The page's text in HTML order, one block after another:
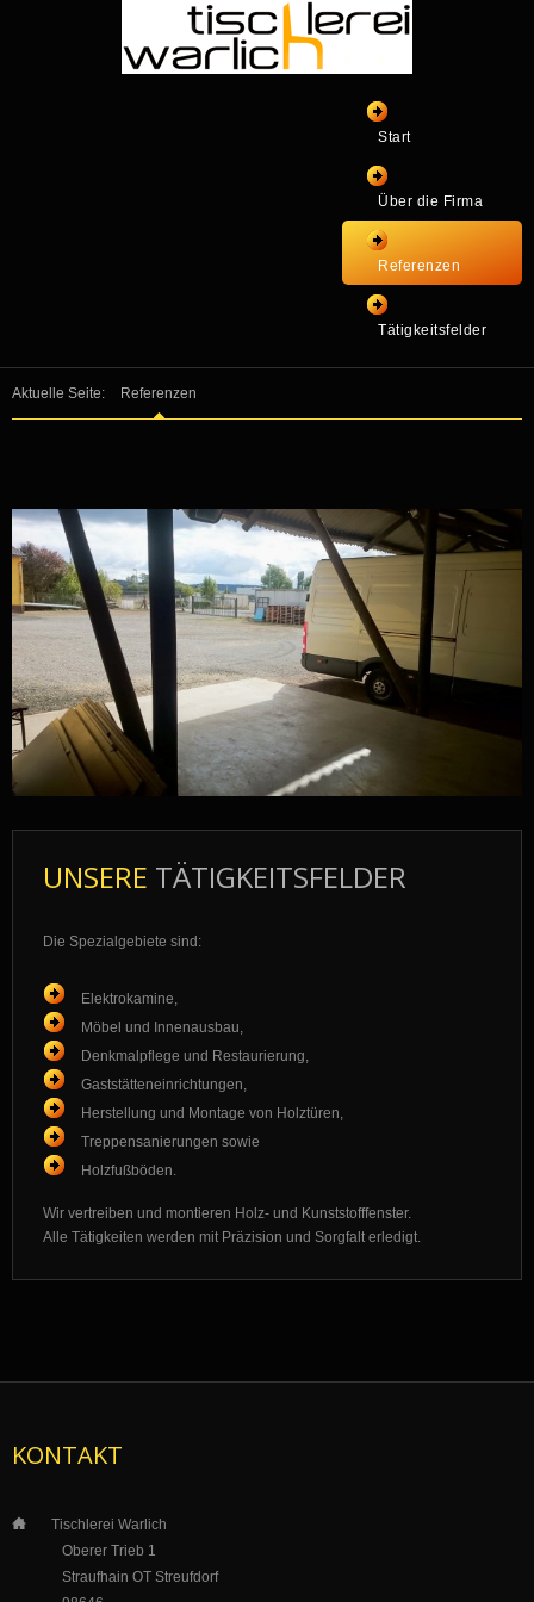
Start
Über die Firma
Referenzen
Tätigkeitsfelder
Aktuelle Seite: Referenzen
UNSERE TÄTIGKEITSFELDER
Die Spezialgebiete sind:
Elektrokamine,
Möbel und Innenausbau,
Denkmalpflege und Restaurierung,
Gaststätteneinrichtungen,
Herstellung und Montage von Holztüren,
Treppensanierungen sowie
Holzfußböden.
Wir vertreiben und montieren Holz- und Kunststofffenster.
Alle Tätigkeiten werden mit Präzision und Sorgfalt erledigt.
KONTAKT
Tischlerei Warlich
Oberer Trieb 1
Straufhain OT Streufdorf